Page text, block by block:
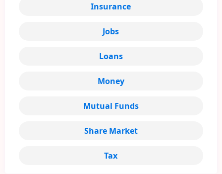
Insurance
Jobs
Loans
Money
Mutual Funds
Share Market
Tax